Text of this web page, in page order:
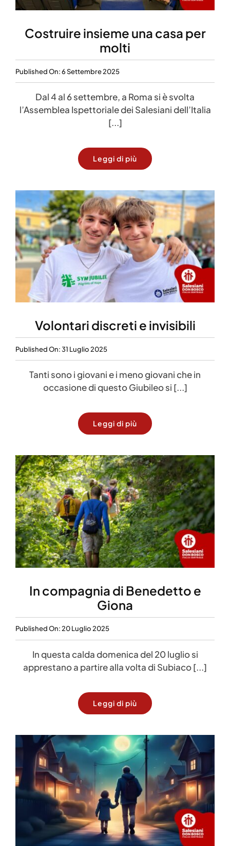
Costruire insieme una casa per
molti
Published On: 6 Settembre 2025
Dal 4 al 6 settembre, a Roma si è svolta
l’Assemblea Ispettoriale dei Salesiani dell’Italia
[...]
Leggi di più
Volontari discreti e invisibili
Published On: 31 Luglio 2025
Tanti sono i giovani e i meno giovani che in
occasione di questo Giubileo si [...]
Leggi di più
In compagnia di Benedetto e
Giona
Published On: 20 Luglio 2025
In questa calda domenica del 20 luglio si
apprestano a partire alla volta di Subiaco [...]
Leggi di più